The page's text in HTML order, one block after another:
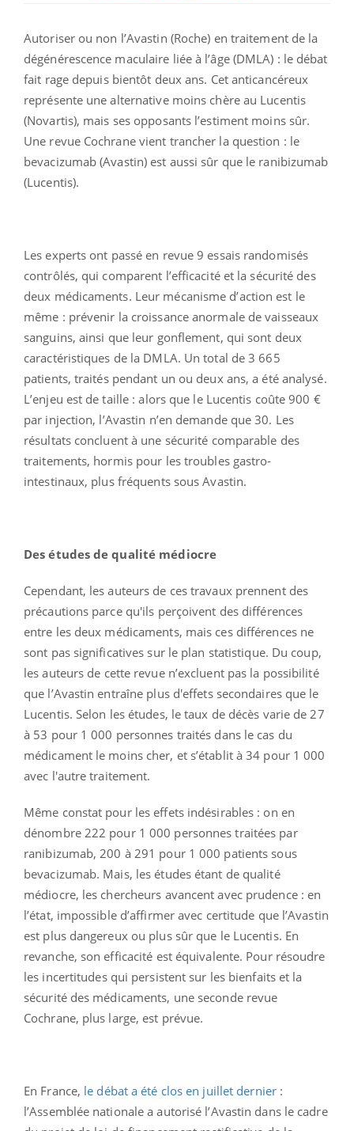
Autoriser ou non l’Avastin (Roche) en traitement de la
dégénérescence maculaire liée à l’âge (DMLA) : le débat
fait rage depuis bientôt deux ans. Cet anticancéreux
représente une alternative moins chère au Lucentis
(Novartis), mais ses opposants l’estiment moins sûr.
Une revue Cochrane vient trancher la question : le
bevacizumab (Avastin) est aussi sûr que le ranibizumab
(Lucentis).
Les experts ont passé en revue 9 essais randomisés
contrôlés, qui comparent l’efficacité et la sécurité des
deux médicaments. Leur mécanisme d’action est le
même : prévenir la croissance anormale de vaisseaux
sanguins, ainsi que leur gonflement, qui sont deux
caractéristiques de la DMLA. Un total de 3 665
patients, traités pendant un ou deux ans, a été analysé.
L’enjeu est de taille : alors que le Lucentis coûte 900 €
par injection, l’Avastin n’en demande que 30. Les
résultats concluent à une sécurité comparable des
traitements, hormis pour les troubles gastro-
intestinaux, plus fréquents sous Avastin.
Des études de qualité médiocre
Cependant, les auteurs de ces travaux prennent des
précautions parce qu'ils perçoivent des différences
entre les deux médicaments, mais ces différences ne
sont pas significatives sur le plan statistique. Du coup,
les auteurs de cette revue n’excluent pas la possibilité
que l’Avastin entraîne plus d'effets secondaires que le
Lucentis. Selon les études, le taux de décès varie de 27
à 53 pour 1 000 personnes traités dans le cas du
médicament le moins cher, et s’établit à 34 pour 1 000
avec l'autre traitement.
Même constat pour les effets indésirables : on en
dénombre 222 pour 1 000 personnes traitées par
ranibizumab, 200 à 291 pour 1 000 patients sous
bevacizumab. Mais, les études étant de qualité
médiocre, les chercheurs avancent avec prudence : en
l’état, impossible d’affirmer avec certitude que l’Avastin
est plus dangereux ou plus sûr que le Lucentis. En
revanche, son efficacité est équivalente. Pour résoudre
les incertitudes qui persistent sur les bienfaits et la
sécurité des médicaments, une seconde revue
Cochrane, plus large, est prévue.
En France, le débat a été clos en juillet dernier:
l’Assemblée nationale a autorisé l’Avastin dans le cadre